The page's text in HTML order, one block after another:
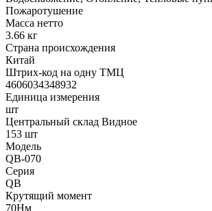
Пожаротушение
Масса нетто
3.66 кг
Страна происхождения
Китай
Штрих-код на одну ТМЦ
4606034348932
Единица измерения
шт
Центральный склад Видное
153 шт
Модель
QB-070
Серия
QB
Крутящий момент
70Нм